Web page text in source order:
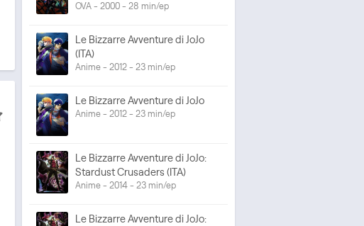
OVA - 2000 - 28 min/ep
Le Bizzarre Avventure di JoJo
(ITA)
Anime - 2012 - 23 min/ep
Le Bizzarre Avventure di JoJo
Anime - 2012 - 23 min/ep
Le Bizzarre Avventure di JoJo:
Stardust Crusaders (ITA)
Anime - 2014 - 23 min/ep
Le Bizzarre Avventure di JoJo: